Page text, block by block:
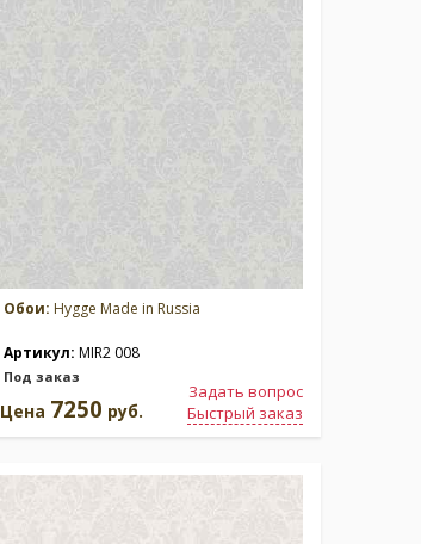
Обои: Hygge Made in Russia
Артикул: MIR2 008
Под заказ
Задать вопрос
Быстрый заказ
Цена 7250 руб.